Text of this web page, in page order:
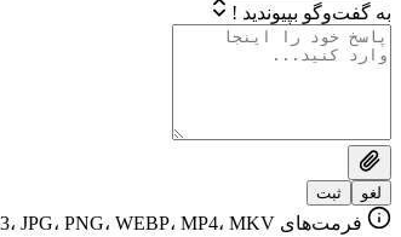
به گفت‌وگو بپیوندید !
لغو ثبت
فرمت‌های MP3، JPG، PNG، WEBP، MP4، MKV تا ۱۰ مگابایت